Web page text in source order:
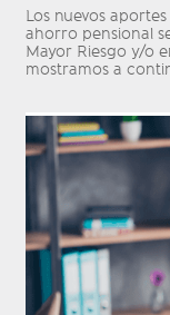
Los nuevos
ahorro pensional
Mayor Riesgo y/o
mostramos a